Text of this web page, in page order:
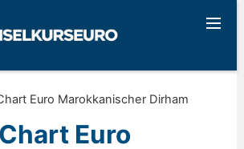
Euro Marokkanischer Dirham
Chart Euro